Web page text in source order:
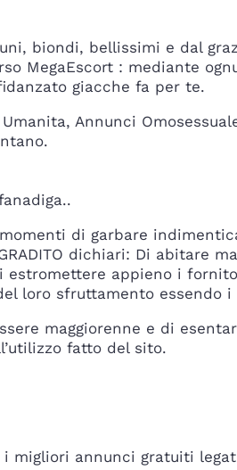
biondi, bellissimi e dal
MegaEscort : mediante
giacche fa per te.
Annunci
di garbare
dichiari: Di abitare
appieno i
loro sfruttamento
maggiorenne e di
fatto del sito.
i migliori annunci gratuiti